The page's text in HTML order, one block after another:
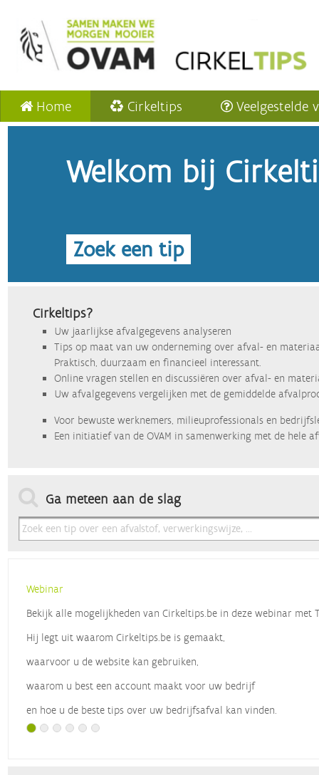
Home Cirkeltips Veelgestelde
Welkom bij
Zoek een tip
Cirkeltips?
Uw jaarlijkse afvalgegevens analyseren
Tips op maat van uw onderneming over afval- en
Praktisch, duurzaam en financieel interessant.
Online vragen stellen en discussiëren over afval- en
Uw afvalgegevens vergelijken met de gemiddelde
Voor bewuste werknemers, milieuprofessionals en
Een initiatief van de OVAM in samenwerking met de hele
Ga meteen aan de slag
Webinar
Bekijk alle mogelijkheden van Cirkeltips.be in deze webinar met
Hij legt uit waarom Cirkeltips.be is gemaakt,
waarvoor u de website kan gebruiken,
waarom u best een account maakt voor uw bedrijf
en hoe u de beste tips over uw bedrijfsafval kan vinden.